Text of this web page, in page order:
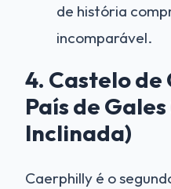
de história
incomparável.
4. Castelo
País de
Inclinada)
Caerphilly é o